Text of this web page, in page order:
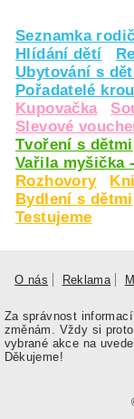
Seznamka
Hlídání dětí
Ubytování s
Pořadatelé
Kupovačka
Slevové
Tvoření s dětmi
Vařila myšička
Rozhovory
Bydlení s dětmi
Testujeme
O nás Reklama
Za správnost
změnám. Vždy si
vybrané akce na
Děkujeme!